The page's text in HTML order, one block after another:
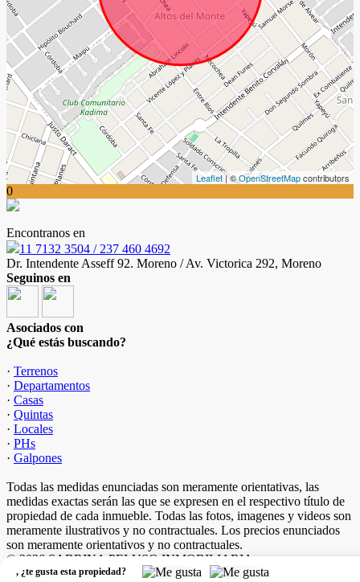
, ¿te gusta esta propiedad?
Leaflet| ©OpenStreetMapcontributors
0
Encontranos en
11 7132 3504 / 237 460 4692
Dr. Intendente Asseff 92. Moreno / Av. Victorica 292, Moreno
Seguinos en
Asociados con
¿Qué estás buscando?
· Terrenos
· Departamentos
· Casas
· Quintas
· Locales
· PHs
· Galpones
Todas las medidas enunciadas son meramente orientativas, las
medidas exactas serán las que se expresen en el respectivo título de
propiedad de cada inmueble. Todas las fotos, imagenes y videos son
meramente ilustrativos y no contractuales. Los precios enunciados
son meramente orientativos y no contractuales.
© 2026 SABRINA PELUSO INMOBILIARIA.
Software Inmobiliario - Tokko Broker